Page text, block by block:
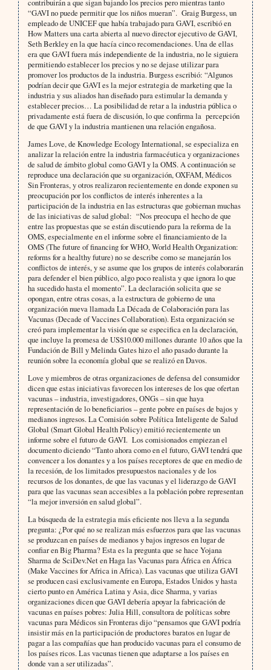
contribuirán a que sigan bajando los precios pero mientras tanto
“GAVI no puede permitir que los niños mueran”. Graig Burgess, un
empleado de UNICEF que había trabajado para GAVI, escribió en
How Matters una carta abierta al nuevo director ejecutivo de GAVI,
Seth Berkley en la que hacía cinco recomendaciones. Una de ellas
era que GAVI fuera más independiente de la industria, no le siguiera
permitiendo establecer los precios y no se dejase utilizar para
promover los productos de la industria. Burgess escribió: “Algunos
podrían decir que GAVI es la mejor estrategia de marketing que la
industria y sus aliados han diseñado para estimular la demanda y
establecer precios… La posibilidad de retar a la industria pública o
privadamente está fuera de discusión, lo que confirma la percepción
de que GAVI y la industria mantienen una relación engañosa.
James Love, de Knowledge Ecology International, se especializa en
analizar la relación entre la industria farmacéutica y organizaciones
de salud de ámbito global como GAVI y la OMS. A continuación se
reproduce una declaración que su organización, OXFAM, Médicos
Sin Fronteras, y otros realizaron recientemente en donde exponen su
preocupación por los conflictos de interés inherentes a la
participación de la industria en las estructuras que gobiernan muchas
de las iniciativas de salud global: “Nos preocupa el hecho de que
entre las propuestas que se están discutiendo para la reforma de la
OMS, especialmente en el informe sobre el financiamiento de la
OMS (The future of financing for WHO, World Health Organization:
reforms for a healthy future) no se describe como se manejarán los
conflictos de interés, y se asume que los grupos de interés colaborarán
para defender el bien público, algo poco realista y que ignora lo que
ha sucedido hasta el momento”. La declaración solicita que se
opongan, entre otras cosas, a la estructura de gobierno de una
organización nueva llamada La Década de Colaboración para las
Vacunas (Decade of Vaccines Collaboration). Esta organización se
creó para implementar la visión que se especifica en la declaración,
que incluye la promesa de US$10.000 millones durante 10 años que la
Fundación de Bill y Melinda Gates hizo el año pasado durante la
reunión sobre la economía global que se realizó en Davos.
Love y miembros de otras organizaciones de defensa del consumidor
dicen que estas iniciativas favorecen los intereses de los que ofertan
vacunas – industria, investigadores, ONGs – sin que haya
representación de lo beneficiarios – gente pobre en países de bajos y
medianos ingresos. La Comisión sobre Política Inteligente de Salud
Global (Smart Global Health Policy) emitió recientemente un
informe sobre el futuro de GAVI. Los comisionados empiezan el
documento diciendo “Tanto ahora como en el futuro, GAVI tendrá que
convencer a los donantes y a los países receptores de que en medio de
la recesión, de los limitados presupuestos nacionales y de los
recursos de los donantes, de que las vacunas y el liderazgo de GAVI
para que las vacunas sean accesibles a la población pobre representan
“la mejor inversión en salud global”.
La búsqueda de la estrategia más eficiente nos lleva a la segunda
pregunta: ¿Por qué no se realizan más esfuerzos para que las vacunas
se produzcan en países de medianos y bajos ingresos en lugar de
confiar en Big Pharma? Esta es la pregunta que se hace Yojana
Sharma de SciDev.Net en Haga las Vacunas para África en África
(Make Vaccines for Africa in Africa). Las vacunas que utiliza GAVI
se producen casi exclusivamente en Europa, Estados Unidos y hasta
cierto punto en América Latina y Asia, dice Sharma, y varias
organizaciones dicen que GAVI debería apoyar la fabricación de
vacunas en países pobres: Julia Hill, consultora de políticas sobre
vacunas para Médicos sin Fronteras dijo “pensamos que GAVI podría
insistir más en la participación de productores baratos en lugar de
pagar a las compañías que han producido vacunas para el consumo de
los países ricos. Las vacunas tienen que adaptarse a los países en
donde van a ser utilizadas”.